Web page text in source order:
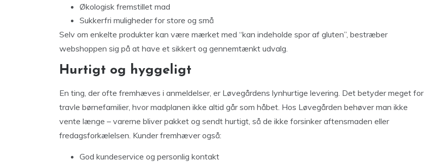
Økologisk fremstillet mad
Sukkerfri muligheder for store og små
Selv om enkelte produkter kan være mærket med “kan indeholde spor af gluten”, bestræber
webshoppen sig på at have et sikkert og gennemtænkt udvalg.
Hurtigt og hyggeligt
En ting, der ofte fremhæves i anmeldelser, er Løvegårdens lynhurtige levering. Det betyder meget for
travle børnefamilier, hvor madplanen ikke altid går som håbet. Hos Løvegården behøver man ikke
vente længe – varerne bliver pakket og sendt hurtigt, så de ikke forsinker aftensmaden eller
fredagsforkælelsen. Kunder fremhæver også:
God kundeservice og personlig kontakt